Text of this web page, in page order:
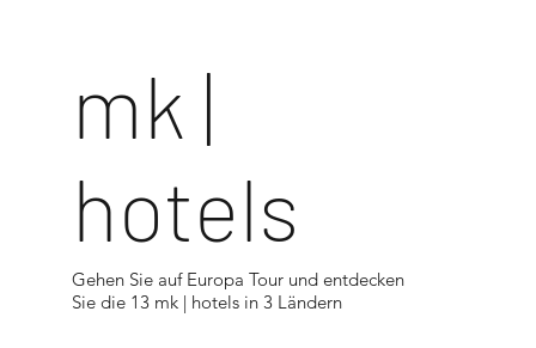
mk |
hotels
Gehen Sie auf Europa Tour und entdecken
Sie die 13 mk | hotels in 3 Ländern